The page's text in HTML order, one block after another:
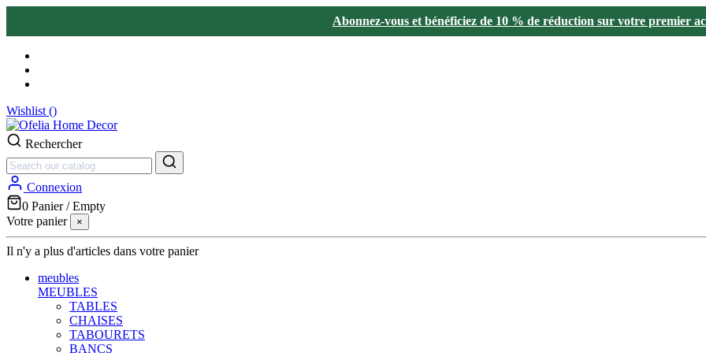
Abonnez-vous et bénéficiez de 10 % de réduction sur votre premier
Wishlist ()
Rechercher
Connexion
0 Panier /Empty
Votre panier
×
Il n'y a plus d'articles dans votre panier
meubles
MEUBLES
TABLES
CHAISES
TABOURETS
BANCS